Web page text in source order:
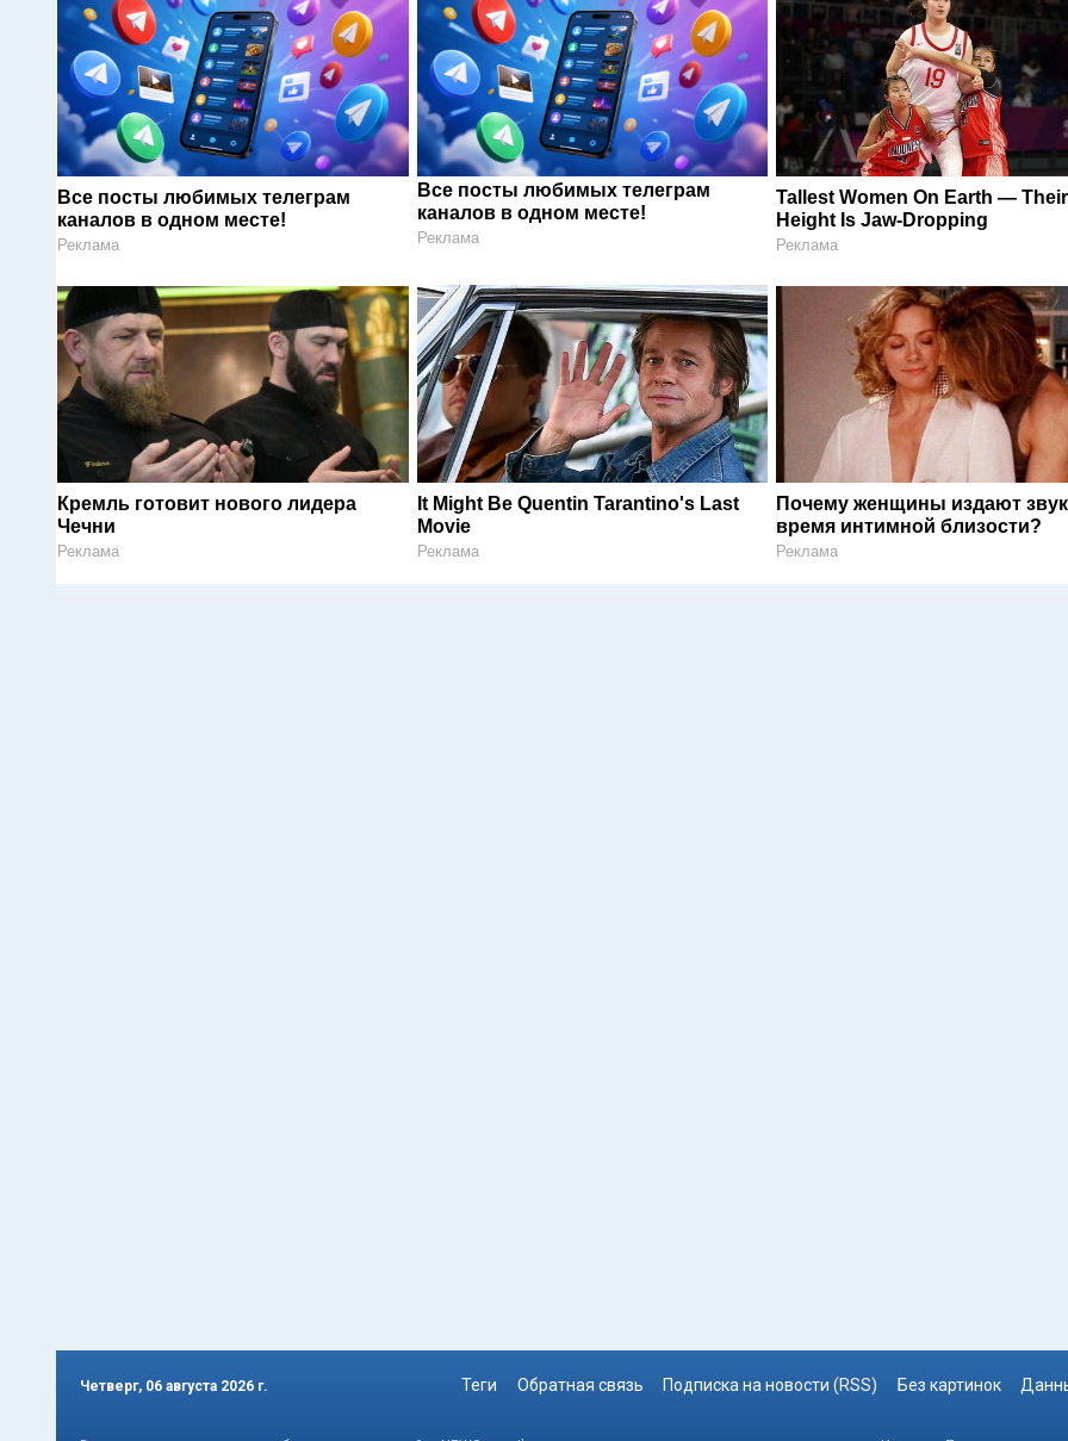
Все посты любимых телеграм
каналов в одном месте!
Реклама
Все посты любимых телеграм
каналов в одном месте!
Реклама
Tallest Women On Earth — Their
Height Is Jaw-Dropping
Реклама
Кремль готовит нового лидера
Чечни
Реклама
It Might Be Quentin Tarantino's Last
Movie
Реклама
Почему женщины издают
время интимной близости?
Реклама
Четверг, 06 августа 2026 г. Теги Обратная связь Подписка на новости (RSS) Без картинок